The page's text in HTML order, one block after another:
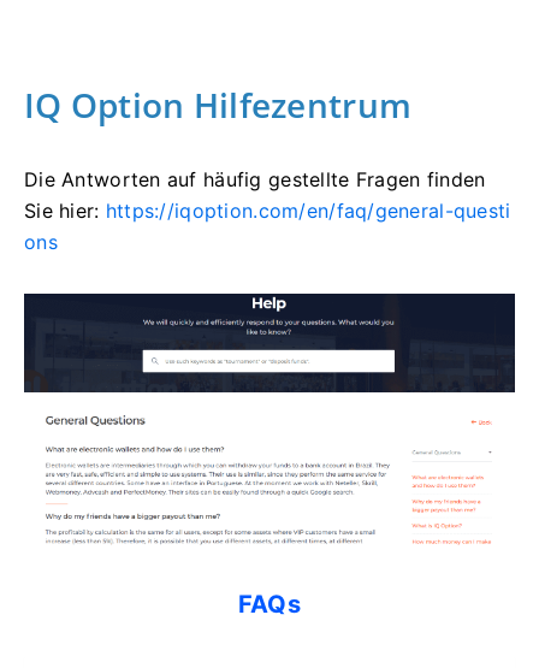
IQ Option Hilfezentrum
Die Antworten auf häufig gestellte Fragen finden
Sie hier: https://iqoption.com/en/faq/general-questi
ons
FAQs